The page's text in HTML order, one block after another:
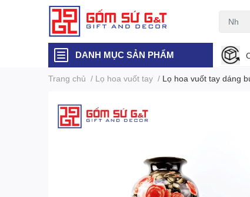
DANH MỤC SẢN PHẨM
Trang chủ / Lọ hoa vuốt tay / Lọ hoa vuốt tay dáng